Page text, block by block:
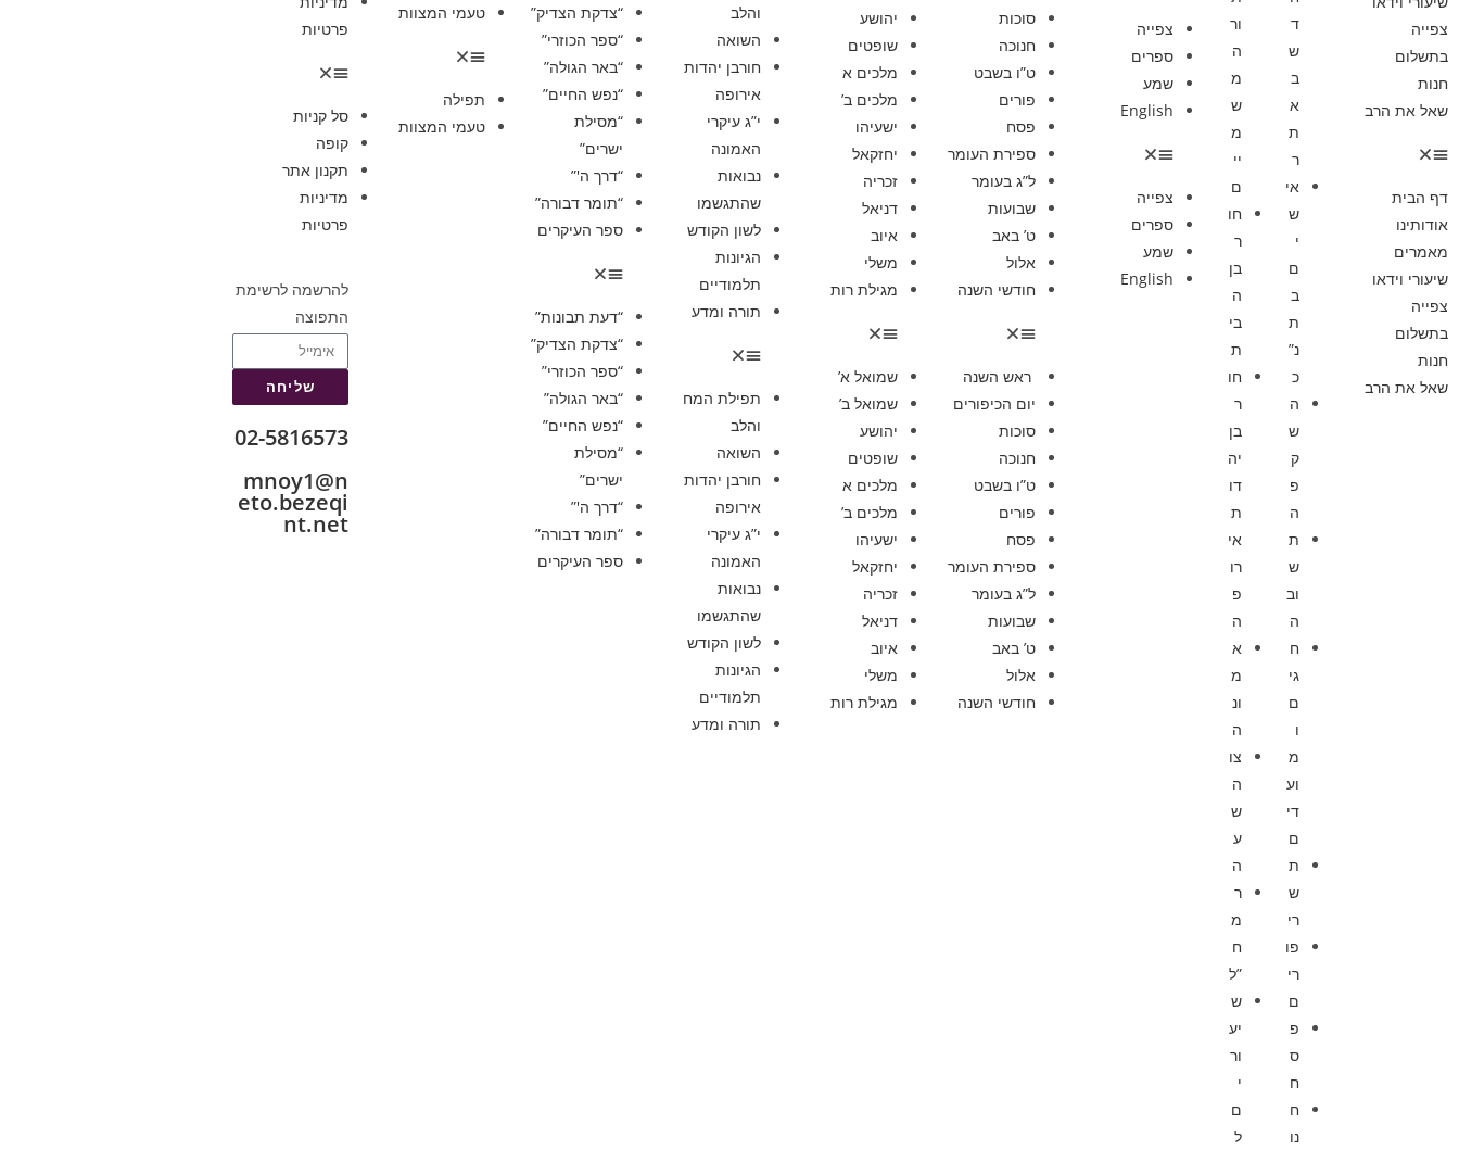
צפייה
בתשלום
חנות
שאל את הרב
דף הבית
אודותינו
מאמרים
שיעורי וידאו
צפייה
בתשלום
חנות
שאל את הרב
ד
ש
ב
א
ת
ר
אי
ש
י
ם
ב
ת
נ”
כ
ה
ש
ק
פ
ה
ת
ש
וב
ה
ח
גי
ם
ו
מ
וע
די
ם
ת
ש
רי
פו
רי
ם
פ
ס
ח
ח
נו
ור
ה
מ
ש
מ
יי
ם
חו
ר
בן
ה
בי
ת
חו
ר
בן
יה
דו
ת
אי
רו
פ
ה
א
מ
ונ
ה
צו
ה
ש
ע
ה
ר
מ
ח
”ל
ש
יע
ור
י
ם
ל
צפייה
ספרים
שמע
English
צפייה
ספרים
שמע
English
סוכות
חנוכה
ט”ו בשבט
פורים
פסח
ספירת העומר
ל”ג בעומר
שבועות
ט’ באב
אלול
חודשי השנה
ראש השנה
יום הכיפורים
סוכות
חנוכה
ט”ו בשבט
פורים
פסח
ספירת העומר
ל”ג בעומר
שבועות
ט’ באב
אלול
חודשי השנה
יהושע
שופטים
מלכים א
מלכים ב’
ישעיהו
יחזקאל
זכריה
דניאל
איוב
משלי
מגילת רות
שמואל א’
שמואל ב’
יהושע
שופטים
מלכים א
מלכים ב’
ישעיהו
יחזקאל
זכריה
דניאל
איוב
משלי
מגילת רות
והלב
השואה
חורבן יהדות
אירופה
י”ג עיקרי
האמונה
נבואות
שהתגשמו
לשון הקודש
הגיונות
תלמודיים
תורה ומדע
תפילת המח
והלב
השואה
חורבן יהדות
אירופה
י”ג עיקרי
האמונה
נבואות
שהתגשמו
לשון הקודש
הגיונות
תלמודיים
תורה ומדע
“צדקת הצדיק”
“ספר הכוזרי”
“באר הגולה”
“נפש החיים”
“מסילת
ישרים”
“דרך ה'”
“תומר דבורה”
ספר העיקרים
“דעת תבונות”
“צדקת הצדיק”
“ספר הכוזרי”
“באר הגולה”
“נפש החיים”
“מסילת
ישרים”
“דרך ה'”
“תומר דבורה”
ספר העיקרים
טעמי המצוות
תפילה
טעמי המצוות
פרטיות
סל קניות
קופה
תקנון אתר
מדיניות
פרטיות
להרשמה לרשימת
התפוצה
שליחה
02-5816573
mnoy1@n
eto.bezeqi
nt.net